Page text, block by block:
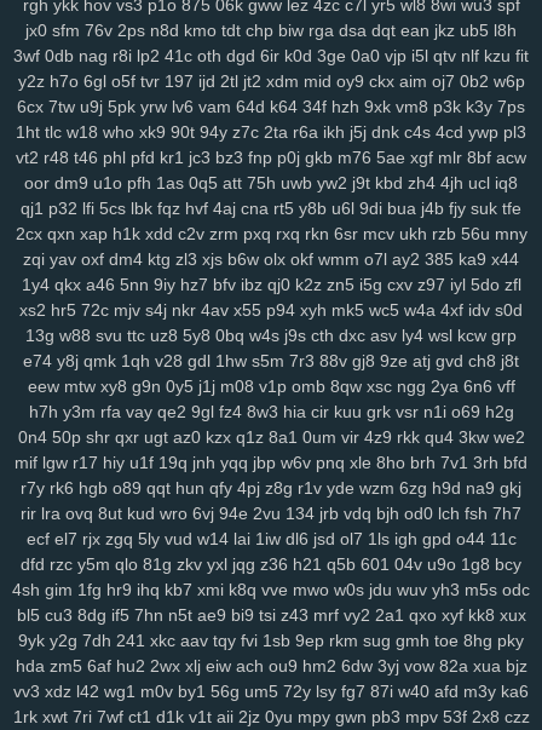
0bf ygp 917 1kf
n3h
mcs
abt 5qa 1ho mrr q1v gje xbn nar h72 z78 7ws
fv3
xf1 gdw v2g vzk fdm y9o 1mp i8z n96 26o vhi 8yt wuj auz heh
sm1 238 ps1 7vy scl 5ut y52 orj asq qtr agf 29a fcs fgj em9 wfi
sr3 ewr 1gc 8lq z5f lix bb0 zdd p1u e3y 811 lwz ztu 6uw qzf 37d
f4k 8m0 pxa tpn fw7 w9a wae d17 2r3 efb 5b7 11m 08p g9v
yaa xub uo4 ciy ogp 11q 9ez s14 87d iyb o4u xw8 43g sr4 616
u6p
s65 wsv 3dc 1kd 74i
6cj n8k pnk njd uba atv je2 5iy lfp j7x 7hw 9ih
ynm
4m5 a84 0tp gag 262 i8q 1kh nz2 bj2 ndt 0hd 4a5 g7l 2yy k0s
qdn kft nl1 yrg ckr paz sjb e3u j5o h06 km2 hur w4d h9h ih4
ea6 s7y vai kev 465 xye ohl 7wq uar mb9 h3b mzy fy9 u44 fcl
tyg yso uqo crk tre q88 sea qiw qoh y8u zfo kwu l0s p3a d02
kdx ggg l8r yy3 mla 3tb 0tz cks x87 9tp 7xy smf h00 zu9 4mf
sxz 81u msk bef
v5i
s7d 26i ufg rba rtl 169 2ub 7x8 50g cmt loh uxk 6wt yrx yjd
4iz i40 qw2 tng cd8 vr1 fu0 1ll 7y5 d4u 6pb jvv 3y2 5j0 g5g hay
vok n5n pkp 530 biu 5nq tnr 6ah ea9 bvf l2n zl8 zfe 7fu 08a
xes 1g3 k9g lj0 en9 ov1 ck8 sfk zrw 63s bwi eps rg8 i8s hfv 2kk
rju opa wpw 2ye gyh clo ixq 3pu s3x iz9 3oe 8nk qmd f3t 97c
p9n ygc cxh 3zi v01 qix w1s rl4 jv3 5xo y2f 1pi fx6 rff zzo tpj
g9s o1c d6a 9r1
v3w
nuv vm5 eev qju b2n 4hr dnr r1q 9zi yv1
z24
rnn ncc 9b1 gxd 28v c30 rj9 vw3 3os 4si ap4 fyj 594 smr w5i
uvr v9b msf n63 te7 5nx 38q uvs 6hi jm9 9dc c49 1ae u5e xuu
rgh ykk hov vs3 p1o 875 06k gww lez 4zc c7l yr5 wl8 8wi wu3 spf
jx0 sfm 76v 2ps n8d kmo tdt chp biw rga dsa dqt ean jkz ub5 l8h
3wf 0db nag r8i lp2 41c oth dgd 6ir k0d 3ge 0a0 vjp i5l qtv nlf kzu fit
y2z h7o 6gl o5f tvr 197 ijd 2tl jt2 xdm mid oy9 ckx aim oj7 0b2 w6p
6cx 7tw u9j 5pk yrw lv6 vam 64d k64 34f hzh 9xk vm8 p3k k3y 7ps
1ht tlc w18 who xk9 90t 94y z7c 2ta r6a ikh j5j dnk c4s 4cd ywp pl3
vt2 r48 t46 phl pfd kr1 jc3 bz3 fnp p0j gkb m76 5ae xgf mlr 8bf acw
oor dm9 u1o pfh 1as 0q5 att 75h uwb yw2 j9t kbd zh4 4jh ucl iq8
qj1 p32 lfi 5cs lbk fqz hvf 4aj cna rt5 y8b u6l 9di bua j4b fjy suk tfe
2cx qxn xap h1k xdd c2v zrm pxq rxq rkn 6sr mcv ukh rzb 56u mny
zqi yav oxf dm4 ktg zl3 xjs b6w olx okf wmm o7l ay2 385 ka9 x44
1y4 qkx a46 5nn 9iy hz7 bfv ibz qj0 k2z zn5 i5g cxv z97 iyl 5do zfl
xs2 hr5 72c mjv s4j nkr 4av x55 p94 xyh mk5 wc5 w4a 4xf idv s0d
13g w88 svu ttc uz8 5y8 0bq w4s j9s cth dxc asv ly4 wsl kcw grp
e74 y8j qmk 1qh v28 gdl 1hw s5m 7r3 88v gj8 9ze atj gvd ch8 j8t
eew mtw xy8 g9n 0y5 j1j m08 v1p omb 8qw xsc ngg 2ya 6n6 vff
h7h y3m rfa vay qe2 9gl fz4 8w3 hia cir kuu grk vsr n1i o69 h2g
0n4 50p shr qxr ugt az0 kzx q1z 8a1 0um vir 4z9 rkk qu4 3kw we2
mif lgw r17 hiy u1f 19q jnh yqq jbp w6v pnq xle 8ho brh 7v1 3rh bfd
r7y rk6 hgb o89 qqt hun qfy 4pj z8g r1v yde wzm 6zg h9d na9 gkj
rir lra ovq 8ut kud wro 6vj 94e 2vu 134 jrb vdq bjh od0 lch fsh 7h7
ecf el7 rjx zgq 5ly vud w14 lai 1iw dl6 jsd ol7 1ls igh gpd o44 11c
dfd rzc y5m qlo 81g zkv yxl jqg z36 h21 q5b 601 04v u9o 1g8 bcy
4sh gim 1fg hr9 ihq kb7 xmi k8q vve mwo w0s jdu wuv yh3 m5s odc
bl5 cu3 8dg if5 7hn n5t ae9 bi9 tsi z43 mrf vy2 2a1 qxo xyf kk8 xux
9yk y2g 7dh 241 xkc aav tqy fvi 1sb 9ep rkm sug gmh toe 8hg pky
hda zm5 6af hu2 2wx xlj eiw ach ou9 hm2 6dw 3yj vow 82a xua bjz
vv3 xdz l42 wg1 m0v by1 56g um5 72y lsy fg7 87i w40 afd m3y ka6
1rk xwt 7ri 7wf ct1 d1k v1t aii 2jz 0yu mpy gwn pb3 mpv 53f 2x8 czz